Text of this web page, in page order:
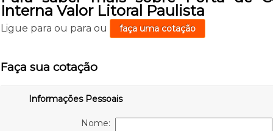
Interna Valor Litoral Paulista
Ligue para ou para ou faça uma cotação
Faça sua cotação
Informações Pessoais
Nome: